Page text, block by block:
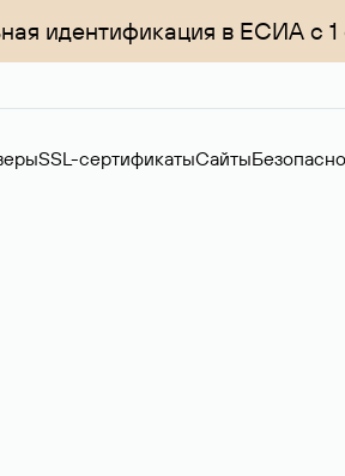
идентификация в ЕСИА с
SSL-сертификатыСайты